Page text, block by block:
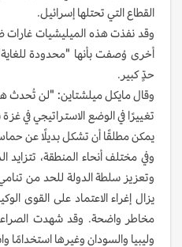
القطاع التي تحتلها إسرائيل.
وقد نفذت هذه الميليشيات
أخرى وُصفت بأنها "محدودة
حدٍّ كبير.
وقال مايكل ميلشتاين: "لن تُحدث
تغييرًا في الوضع الاستراتيجي في
يمكن مطلقًا أن تشكل بديلًا عن
وفي مختلف أنحاء المنطقة، تتزايد
وتعزيز سلطة الدولة للحد من
يزال إغراء الاعتماد على القوى
مخاطر واضحة. وقد شهدت
وليبيا والسودان وغيرها استخدامًا